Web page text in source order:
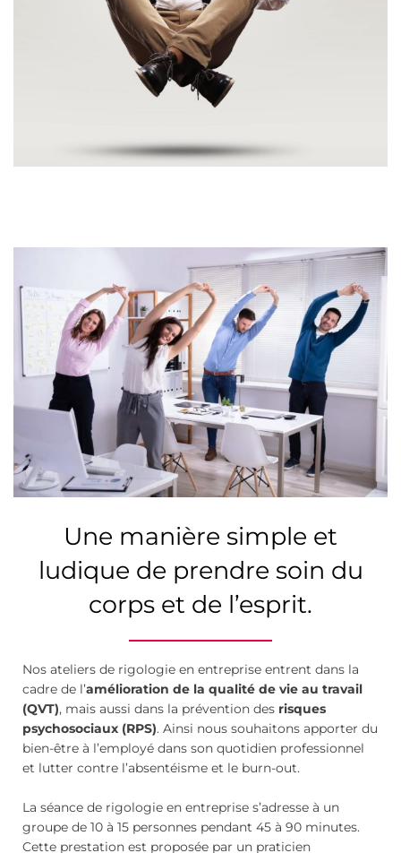
Une manière simple et
ludique de prendre soin du
corps et de l’esprit.
Nos ateliers de rigologie en entreprise entrent dans la
cadre de l’amélioration de la qualité de vie au travail
(QVT), mais aussi dans la prévention des risques
psychosociaux (RPS). Ainsi nous souhaitons apporter du
bien-être à l’employé dans son quotidien professionnel
et lutter contre l’absentéisme et le burn-out.
La séance de rigologie en entreprise s’adresse à un
groupe de 10 à 15 personnes pendant 45 à 90 minutes.
Cette prestation est proposée par un praticien